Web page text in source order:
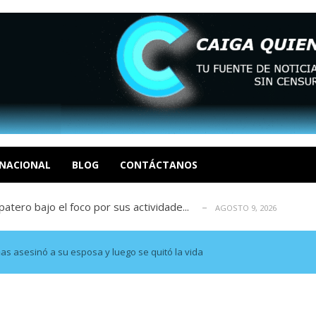
BLOG CONTÁCTANOS
en Venezuela tras finalizar su mis... AGOSTO 9, 2026
fondos para afectados por los terr... AGOSTO 9, 2026
deja un policía muerto AGOSTO 9, 2026
bajo el foco por sus actividade...
las secuelas que deja la prisión ... AGOSTO 9, 2026
en Venezuela tras finalizar su mis... AGOSTO 9, 2026
fondos para afectados por los terr...
deja un policía muerto AGOSTO 9, 2026
asesinó a su esposa y luego se quitó la vida